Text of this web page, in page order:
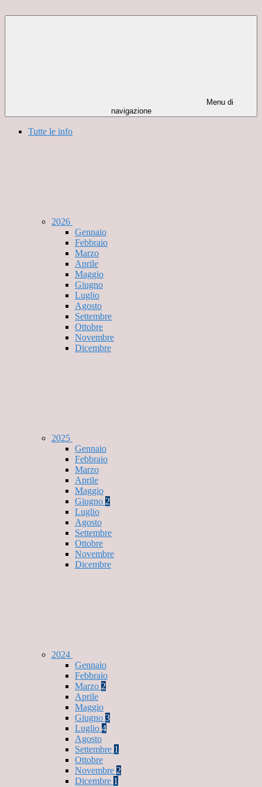
Menu di
navigazione
Tutte le info
2026
Gennaio
Febbraio
Marzo
Aprile
Maggio
Giugno
Luglio
Agosto
Settembre
Ottobre
Novembre
Dicembre
2025
Gennaio
Febbraio
Marzo
Aprile
Maggio
Giugno 2
Luglio
Agosto
Settembre
Ottobre
Novembre
Dicembre
2024
Gennaio
Febbraio
Marzo 2
Aprile
Maggio
Giugno 3
Luglio 4
Agosto
Settembre 1
Ottobre
Novembre 2
Dicembre 1